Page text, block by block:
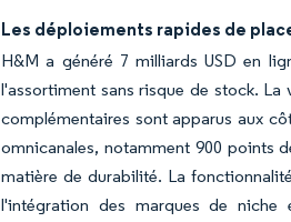
Les déploiements rapides de
H&M a généré 7 milliards USD en
l'assortiment sans risque de stock.
complémentaires sont apparus aux
omnicanales, notamment 900 points
matière de durabilité. La
l'intégration des marques de